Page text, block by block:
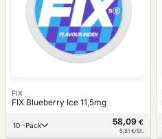
FIX
FIX Blueberry Ice 11,5mg
10 -Pack 58,09 €
5,81 €/St.